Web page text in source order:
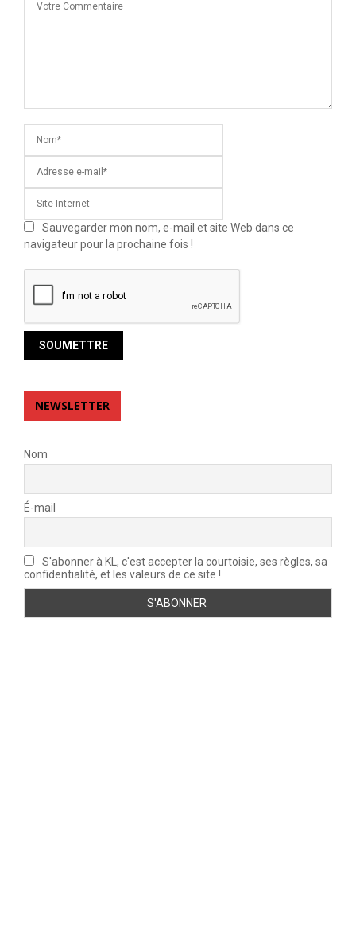
Sauvegarder mon nom, e-mail et site Web dans ce
navigateur pour la prochaine fois !
NEWSLETTER
Nom
É-mail
S'abonner à KL, c'est accepter la courtoisie, ses règles, sa
confidentialité, et les valeurs de ce site !